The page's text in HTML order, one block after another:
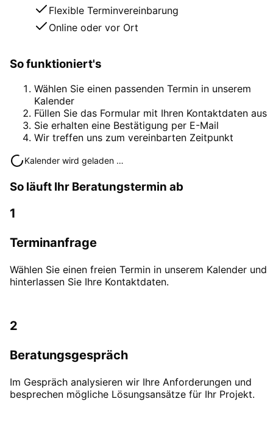
Flexible Terminvereinbarung
Online oder vor Ort
So funktioniert's
Wählen Sie einen passenden Termin in unserem
Kalender
Füllen Sie das Formular mit Ihren Kontaktdaten aus
Sie erhalten eine Bestätigung per E-Mail
Wir treffen uns zum vereinbarten Zeitpunkt
Kalender wird geladen …
So läuft Ihr Beratungstermin ab
1
Terminanfrage
Wählen Sie einen freien Termin in unserem Kalender und
hinterlassen Sie Ihre Kontaktdaten.
2
Beratungsgespräch
Im Gespräch analysieren wir Ihre Anforderungen und
besprechen mögliche Lösungsansätze für Ihr Projekt.